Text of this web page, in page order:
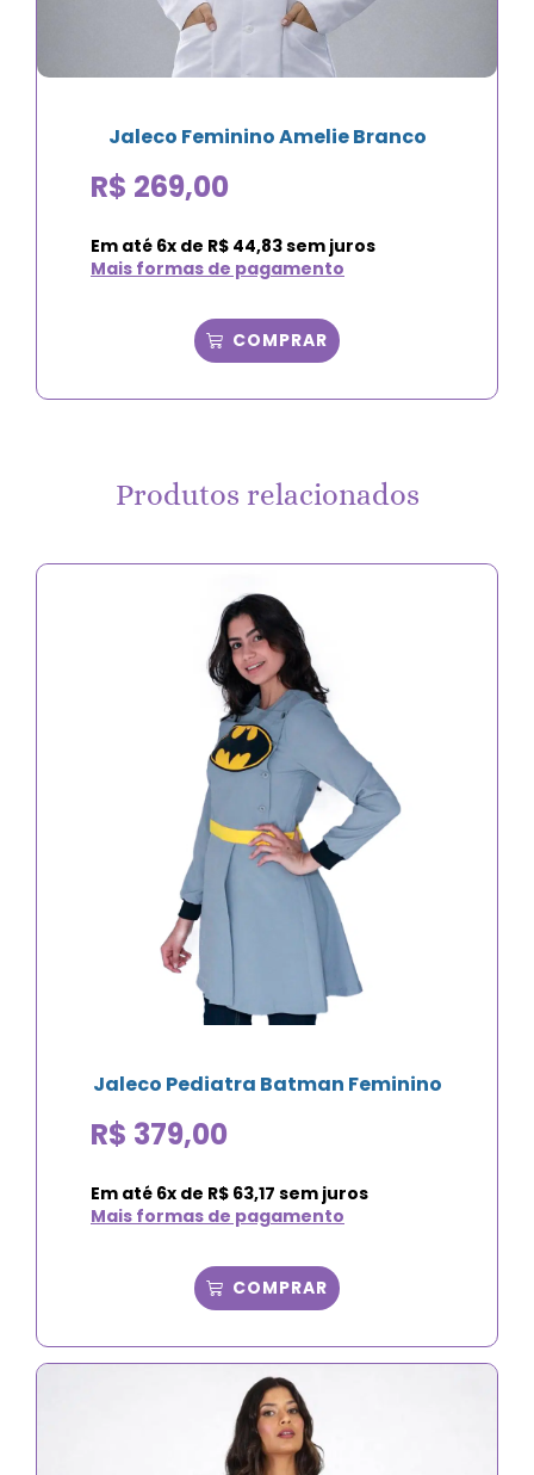
Jaleco Feminino Amelie Branco
R$ 269,00
Em até 6x de R$ 44,83sem juros
Mais formas de pagamento
COMPRAR
Produtos relacionados
Jaleco Pediatra Batman Feminino
R$ 379,00
Em até 6x de R$ 63,17 sem juros
Mais formas de pagamento
COMPRAR